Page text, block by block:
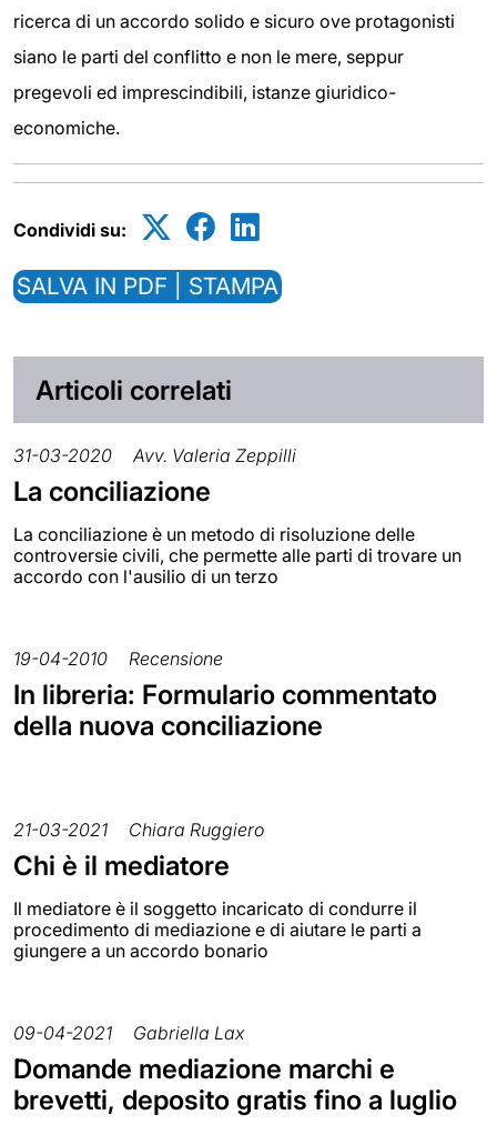
ricerca di un accordo solido e sicuro ove protagonisti
siano le parti del conflitto e non le mere, seppur
pregevoli ed imprescindibili, istanze giuridico-
economiche.
Condividi su:
SALVA IN PDF | STAMPA
Articoli correlati
31-03-2020 Avv. Valeria Zeppilli
La conciliazione
La conciliazione è un metodo di risoluzione delle
controversie civili, che permette alle parti di trovare un
accordo con l'ausilio di un terzo
19-04-2010 Recensione
In libreria: Formulario commentato
della nuova conciliazione
21-03-2021 Chiara Ruggiero
Chi è il mediatore
Il mediatore è il soggetto incaricato di condurre il
procedimento di mediazione e di aiutare le parti a
giungere a un accordo bonario
09-04-2021 Gabriella Lax
Domande mediazione marchi e
brevetti, deposito gratis fino a luglio